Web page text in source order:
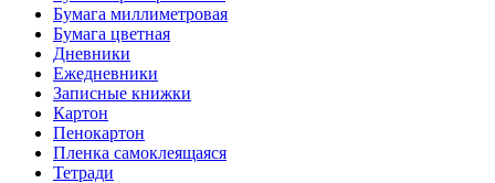
Бумага миллиметровая
Бумага цветная
Дневники
Ежедневники
Записные книжки
Картон
Пенокартон
Пленка самоклеящаяся
Тетради